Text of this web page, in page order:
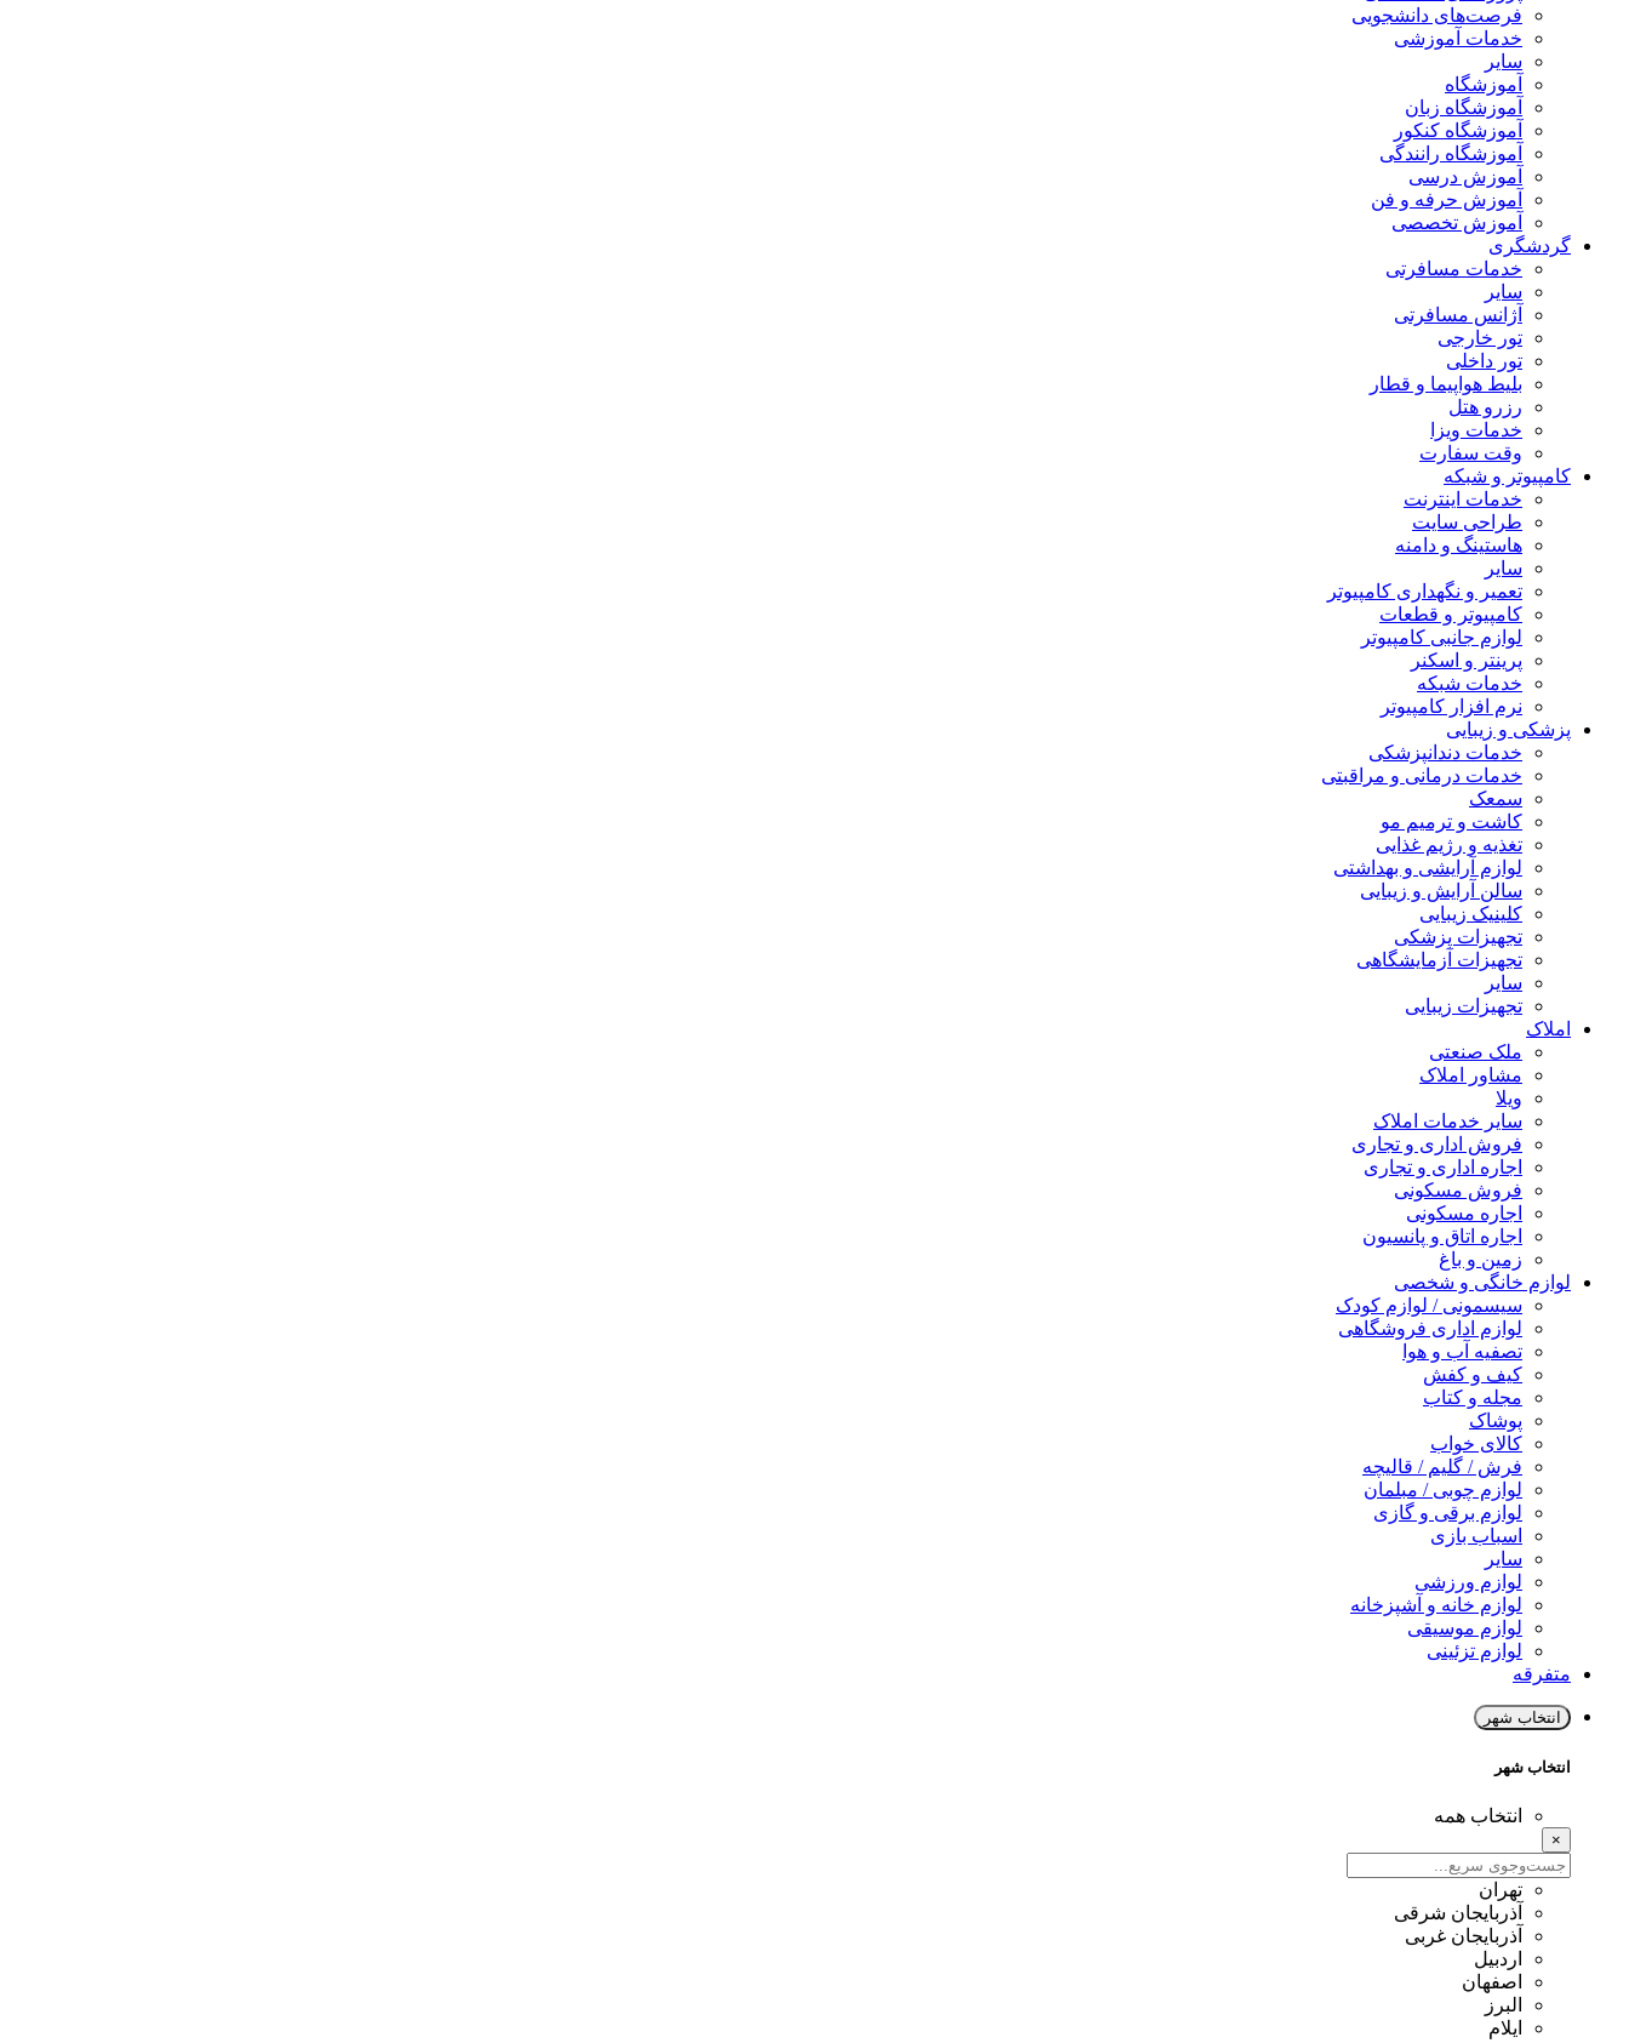
فرصت‌های دانشجویی
خدمات آموزشی
سایر
آموزشگاه
آموزشگاه زبان
آموزشگاه کنکور
آموزشگاه رانندگی
آموزش درسی
آموزش حرفه و فن
آموزش تخصصی
گردشگری
خدمات مسافرتی
سایر
آژانس مسافرتی
تور خارجی
تور داخلی
بلیط هواپیما و قطار
رزرو هتل
خدمات ویزا
وقت سفارت
کامپیوتر و شبکه
خدمات اینترنت
طراحی سایت
هاستینگ و دامنه
سایر
تعمیر و نگهداری کامپیوتر
کامپیوتر و قطعات
لوازم جانبی کامپیوتر
پرینتر و اسکنر
خدمات شبکه
نرم افزار کامپیوتر
پزشکی و زیبایی
خدمات دندانپزشکی
خدمات درمانی و مراقبتی
سمعک
کاشت و ترمیم مو
تغذیه و رژیم غذایی
لوازم آرایشی و بهداشتی
سالن آرایش و زیبایی
کلینیک زیبایی
تجهیزات پزشکی
تجهیزات آزمایشگاهی
سایر
تجهیزات زیبایی
املاک
ملک صنعتی
مشاور املاک
ویلا
سایر خدمات املاک
فروش اداری و تجاری
اجاره اداری و تجاری
فروش مسکونی
اجاره مسکونی
اجاره اتاق و پانسیون
زمین و باغ
لوازم خانگی و شخصی
سیسمونی / لوازم کودک
لوازم اداری فروشگاهی
تصفیه آب و هوا
کیف و کفش
مجله و کتاب
پوشاک
کالای خواب
فرش / گلیم / قالیچه
لوازم چوبی / مبلمان
لوازم برقی و گازی
اسباب بازی
سایر
لوازم ورزشی
لوازم خانه و آشپزخانه
لوازم موسیقی
لوازم تزئینی
متفرقه
انتخاب شهر
انتخاب شهر
انتخاب همه
×
تهران
آذربایجان شرقی
آذربایجان غربی
اردبیل
اصفهان
البرز
ایلام